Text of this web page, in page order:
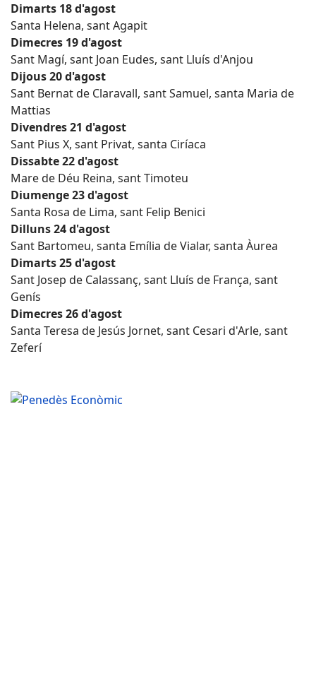
Dimarts 18 d'agost
Santa Helena, sant Agapit
Dimecres 19 d'agost
Sant Magí, sant Joan Eudes, sant Lluís d'Anjou
Dijous 20 d'agost
Sant Bernat de Claravall, sant Samuel, santa Maria de
Mattias
Divendres 21 d'agost
Sant Pius X, sant Privat, santa Ciríaca
Dissabte 22 d'agost
Mare de Déu Reina, sant Timoteu
Diumenge 23 d'agost
Santa Rosa de Lima, sant Felip Benici
Dilluns 24 d'agost
Sant Bartomeu, santa Emília de Vialar, santa Àurea
Dimarts 25 d'agost
Sant Josep de Calassanç, sant Lluís de França, sant
Genís
Dimecres 26 d'agost
Santa Teresa de Jesús Jornet, sant Cesari d'Arle, sant
Zeferí